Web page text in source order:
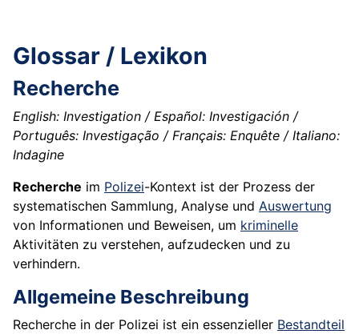
Glossar / Lexikon
Recherche
English: Investigation / Español: Investigación /
Português: Investigação / Français: Enquête / Italiano:
Indagine
Recherche im Polizei-Kontext ist der Prozess der
systematischen Sammlung, Analyse und Auswertung
von Informationen und Beweisen, um kriminelle
Aktivitäten zu verstehen, aufzudecken und zu
verhindern.
Allgemeine Beschreibung
Recherche in der Polizei ist ein essenzieller Bestandteil